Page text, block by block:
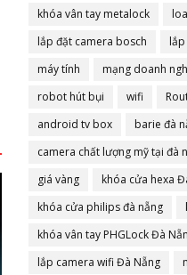
khóa vân tay metalock
lắp đặt camera bosch
máy tính
mạng doanh
robot hút bụi
wifi
android tv box
barie đà
camera chất lượng mỹ tại đà
giá vàng
khóa cửa hexa
khóa cửa philips đà nẵng
khóa vân tay PHGLock Đà
lắp camera wifi Đà Nẵng